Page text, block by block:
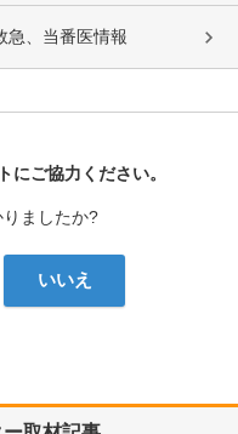
急、当番医情報
にご協力ください。
ましたか?
いいえ